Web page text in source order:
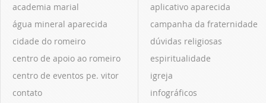
academia marial
água mineral aparecida
cidade do romeiro
centro de apoio ao romeiro
centro de eventos pe. vitor
contato
aplicativo aparecida
campanha da fraternidade
dúvidas religiosas
espiritualidade
igreja
infográficos